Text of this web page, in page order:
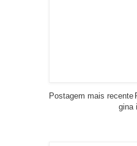
Postagem mais recente
gina